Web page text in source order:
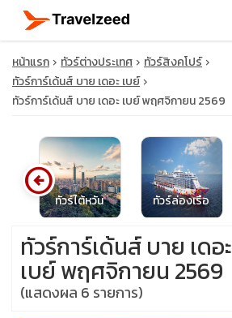
travel_explore
calendar_month
search
หน้าแรก ทัวร์ต่างประเทศ
ทัวร์สิงคโปร์
ทัวร์การ์เด้นส์ บาย เดอะ เบย์
ทัวร์การ์เด้นส์ บาย เดอะ เบย์ พฤศจิกายน 2569
ทัวร์ไต้หวัน ทัวร์ล่องเรือ
arrow_circle_left
ทัวร์การ์เด้นส์ บาย เดอะ
เบย์ พฤศจิกายน 2569
(แสดงผล 6 รายการ)